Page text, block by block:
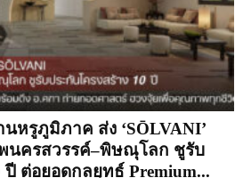
นหรูภูมิภาค ส่ง ‘SŌLVANI’
นครสวรรค์–พิษณุโลก ชูรับ
ปี ต่อยอดกลยุทธ์ Premium...